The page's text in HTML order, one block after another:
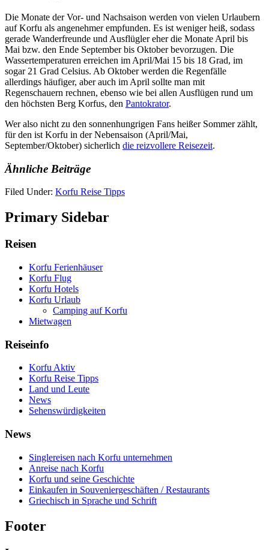
Die Monate der Vor- und Nachsaison werden von vielen Urlaubern
auf Korfu als angenehmer empfunden. Es ist weniger heiß, sodass
gerade Wanderfreunde und Ausflügler eher die Monate April bis
Mai bzw. den Ende September bis Oktober bevorzugen. Die
Wassertemperaturen erreichen im April/Mai 15 bis 18 Grad, im
sogar 21 Grad Celsius. Ab Oktober werden die Regenfälle
allerdings häufiger, aber auch im April sollte man mit
Regenschauern rechnen, ebenso wie bei allen Ausflügen rund um
den höchsten Berg Korfus, den Pantokrator.
Wer also nicht zu den sonnenhungrigen Fans heißer Sommer zählt,
für den ist Korfu in der Nebensaison (April/Mai,
September/Oktober) sicherlich die reizvollere Reisezeit.
Ähnliche Beiträge
Filed Under: Korfu Reise Tipps
Primary Sidebar
Reisen
Korfu Ferienhäuser
Korfu Flug
Korfu Hotels
Korfu Urlaub
Camping auf Korfu
Mietwagen
Reiseinfo
Korfu Aktiv
Korfu Reise Tipps
Land und Leute
News
Sehenswürdigkeiten
News
Singlereisen nach Korfu unternehmen
Anreise nach Korfu
Korfu und seine Geschichte
Einkaufen in Souveniergeschäften / Restaurants
Griechisch in Sprache und Schrift
Footer